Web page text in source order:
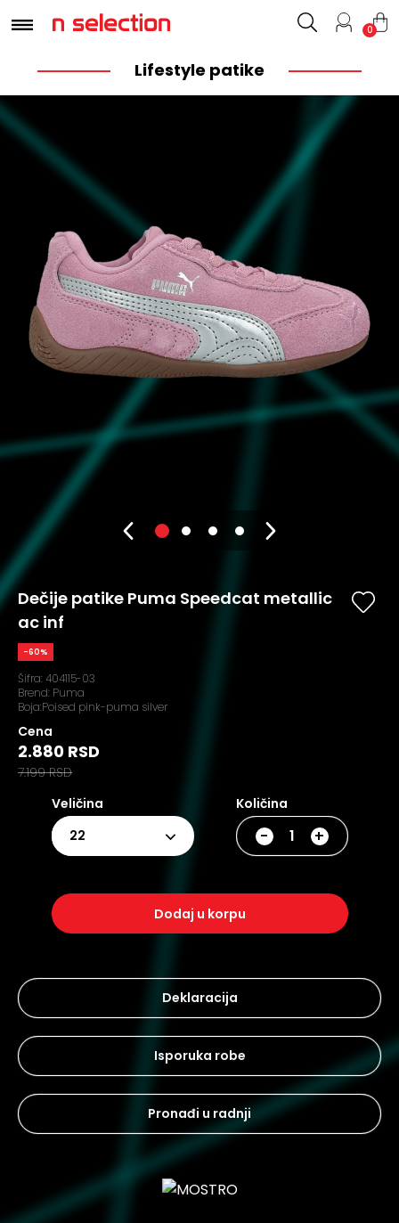
0
Lifestyle patike
Dečije patike Puma Speedcat metallic
ac inf
-60%
Šifra:404115-03
Brend: Puma
Boja:Poised pink-puma silver
Cena
2.880 RSD
7.199 RSD
Veličina
22
Količina
- +
dodaj u korpu
Deklaracija
Isporuka robe
Pronađi u radnji